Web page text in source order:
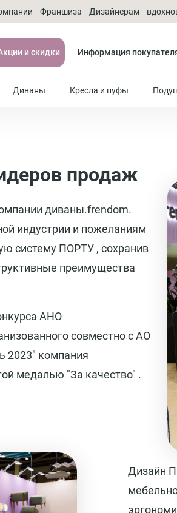
Франшиза Дизайнерам
и скидки Информация
Диваны Кресла и пуфы
продаж
диваны.frendom.
индустрии и пожеланиям
систему ПОРТУ , сохранив
преимущества
АНО
совместно с АО
2023" компания
медалью "За качество" .
Дизайн